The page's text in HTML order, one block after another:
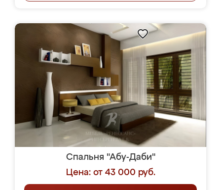
Спальня "Абу-Даби"
Цена: от 43 000 руб.